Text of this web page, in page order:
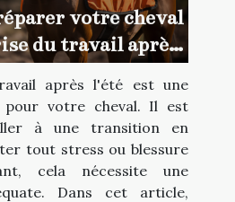
votre cheval
du travail après
l'été
après l'été est une
pour votre cheval. Il est
à une transition en
tout stress ou blessure
cela nécessite une
Dans cet article,